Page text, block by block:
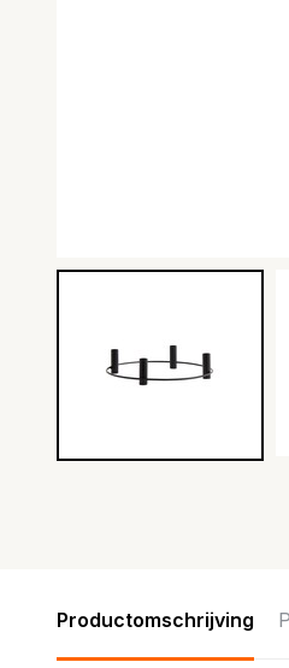
Productomschrijving